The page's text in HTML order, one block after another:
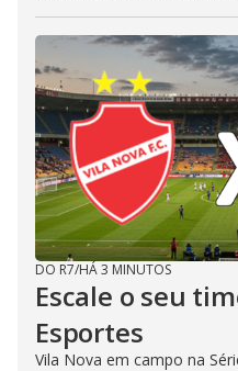
DO R7/HÁ 3 MINUTOS
Escale o seu
Esportes
Vila Nova em campo na